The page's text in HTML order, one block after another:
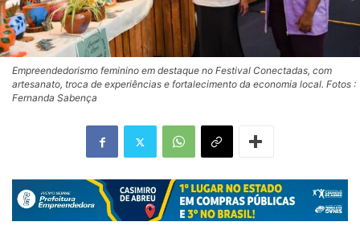
Empreendedorismo feminino em destaque no Festival Conectadas, com
artesanato, troca de experiências e fortalecimento da economia local. Fotos :
Fernanda Sabença